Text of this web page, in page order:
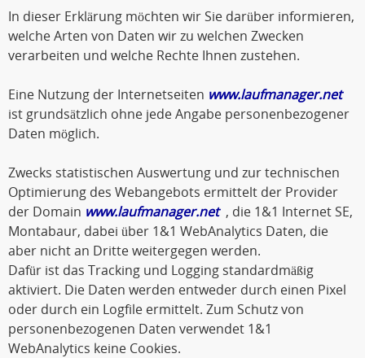
In dieser Erklärung möchten wir Sie darüber informieren,
welche Arten von Daten wir zu welchen Zwecken
verarbeiten und welche Rechte Ihnen zustehen.
Eine Nutzung der Internetseiten www.laufmanager.net
ist grundsätzlich ohne jede Angabe personenbezogener
Daten möglich.
Zwecks statistischen Auswertung und zur technischen
Optimierung des Webangebots ermittelt der Provider
der Domain www.laufmanager.net, die 1&1 Internet SE,
Montabaur, dabei über 1&1 WebAnalytics Daten, die
aber nicht an Dritte weitergegen werden.
Dafür ist das Tracking und Logging standardmäßig
aktiviert. Die Daten werden entweder durch einen Pixel
oder durch ein Logfile ermittelt. Zum Schutz von
personenbezogenen Daten verwendet 1&1
WebAnalytics keine Cookies.